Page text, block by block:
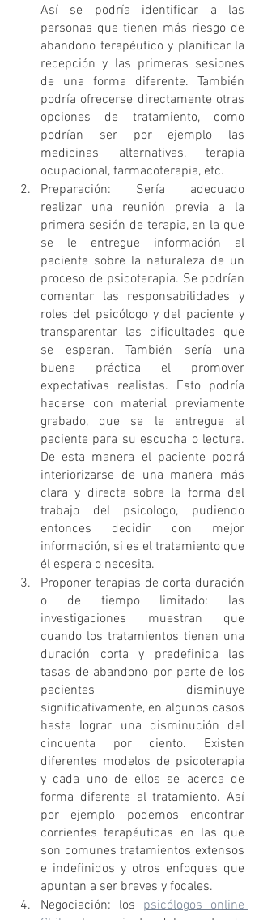
Así se podría identificar a las
personas que tienen más riesgo de
abandono terapéutico y planificar la
recepción y las primeras sesiones
de una forma diferente. También
podría ofrecerse directamente otras
opciones de tratamiento, como
podrían ser por ejemplo las
medicinas alternativas, terapia
ocupacional, farmacoterapia, etc.
Preparación: Sería adecuado
realizar una reunión previa a la
primera sesión de terapia, en la que
se le entregue información al
paciente sobre la naturaleza de un
proceso de psicoterapia. Se podrían
comentar las responsabilidades y
roles del psicólogo y del paciente y
transparentar las dificultades que
se esperan. También sería una
buena práctica el promover
expectativas realistas. Esto podría
hacerse con material previamente
grabado, que se le entregue al
paciente para su escucha o lectura.
De esta manera el paciente podrá
interiorizarse de una manera más
clara y directa sobre la forma del
trabajo del psicologo, pudiendo
entonces decidir con mejor
información, si es el tratamiento que
él espera o necesita.
Proponer terapias de corta duración
o de tiempo limitado: las
investigaciones muestran que
cuando los tratamientos tienen una
duración corta y predefinida las
tasas de abandono por parte de los
pacientes disminuye
significativamente, en algunos casos
hasta lograr una disminución del
cincuenta por ciento. Existen
diferentes modelos de psicoterapia
y cada uno de ellos se acerca de
forma diferente al tratamiento. Así
por ejemplo podemos encontrar
corrientes terapéuticas en las que
son comunes tratamientos extensos
e indefinidos y otros enfoques que
apuntan a ser breves y focales.
Negociación: los psicólogos online